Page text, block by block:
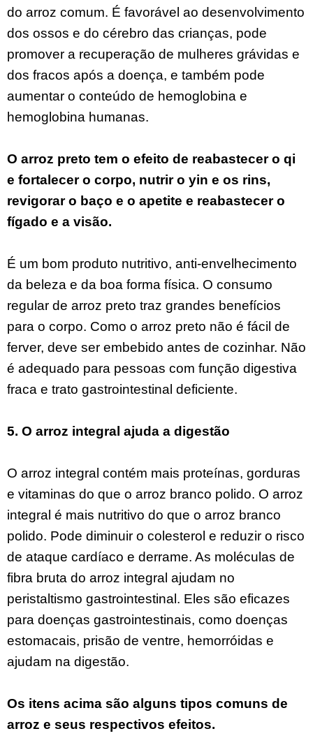
do arroz comum. É favorável ao desenvolvimento
dos ossos e do cérebro das crianças, pode
promover a recuperação de mulheres grávidas e
dos fracos após a doença, e também pode
aumentar o conteúdo de hemoglobina e
hemoglobina humanas.
O arroz preto tem o efeito de reabastecer o qi
e fortalecer o corpo, nutrir o yin e os rins,
revigorar o baço e o apetite e reabastecer o
fígado e a visão.
É um bom produto nutritivo, anti-envelhecimento
da beleza e da boa forma física. O consumo
regular de arroz preto traz grandes benefícios
para o corpo. Como o arroz preto não é fácil de
ferver, deve ser embebido antes de cozinhar. Não
é adequado para pessoas com função digestiva
fraca e trato gastrointestinal deficiente.
5. O arroz integral ajuda a digestão
O arroz integral contém mais proteínas, gorduras
e vitaminas do que o arroz branco polido. O arroz
integral é mais nutritivo do que o arroz branco
polido. Pode diminuir o colesterol e reduzir o risco
de ataque cardíaco e derrame. As moléculas de
fibra bruta do arroz integral ajudam no
peristaltismo gastrointestinal. Eles são eficazes
para doenças gastrointestinais, como doenças
estomacais, prisão de ventre, hemorróidas e
ajudam na digestão.
Os itens acima são alguns tipos comuns de
arroz e seus respectivos efeitos.